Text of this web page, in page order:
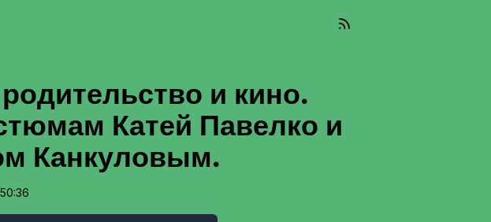
и кино.
Катей Павелко и
Канкуловым.